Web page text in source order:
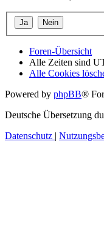
Foren-Übersicht
Alle Zeiten sind
Alle Cookies
Powered by phpBB®
Deutsche Übersetzung
Datenschutz |